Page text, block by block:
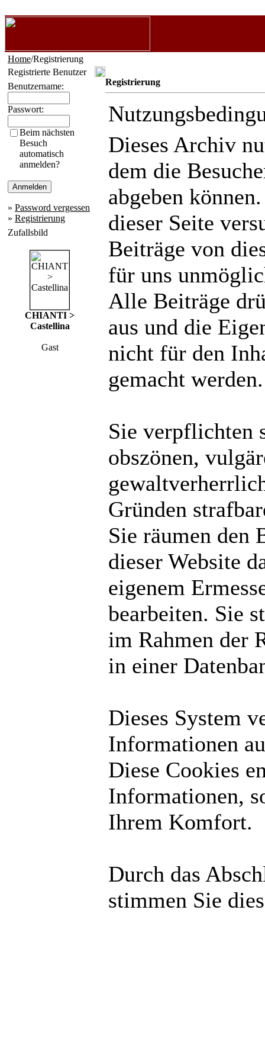
Home/Registrierung
Registrierte Benutzer
Benutzername:
Passwort:
Beim nächsten
Besuch
automatisch
anmelden?
» Password vergessen
» Registrierung
Zufallsbild
CHIANTI >
Castellina
Gast
Registrierung
Dieses Archiv
dem die
abgeben
dieser Seite
Beiträge von
für uns
Alle Beiträge
aus und die
nicht für den
gemacht werden.
Sie verpflichten
obszönen,
Gründen
Sie räumen den
dieser Website
eigenem
bearbeiten. Sie
im Rahmen der
in einer
Dieses System
Informationen
Diese Cookies
Informationen,
Ihrem Komfort.
Durch das
stimmen Sie